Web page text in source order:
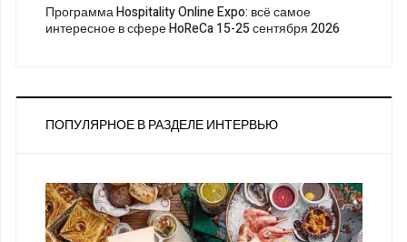
Программа Hospitality Online Expo: всё самое
интересное в сфере HoReCa 15-25 сентября 2026
ПОПУЛЯРНОЕ В РАЗДЕЛЕ ИНТЕРВЬЮ